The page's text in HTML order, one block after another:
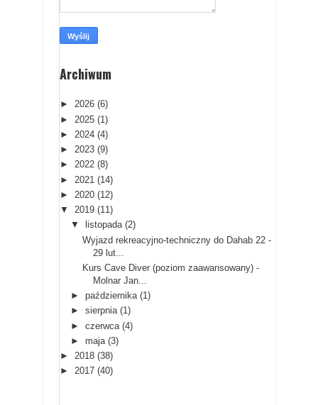
Archiwum
► 2026 (6)
► 2025 (1)
► 2024 (4)
► 2023 (9)
► 2022 (8)
► 2021 (14)
► 2020 (12)
▼
2019 (11)
▼
listopada (2)
Wyjazd rekreacyjno-techniczny do Dahab 22 -
29 lut...
Kurs Cave Diver (poziom zaawansowany) -
Molnar Jan...
►października (1)
►sierpnia (1)
►czerwca (4)
► maja (3)
► 2018 (38)
► 2017 (40)